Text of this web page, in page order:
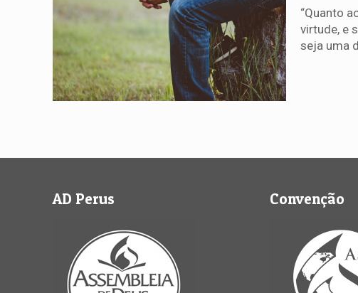
“Quanto
virtude, e
seja uma
AD Perus Convenção